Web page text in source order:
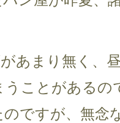
あまり無く、
ことがあるの
ですが、無念